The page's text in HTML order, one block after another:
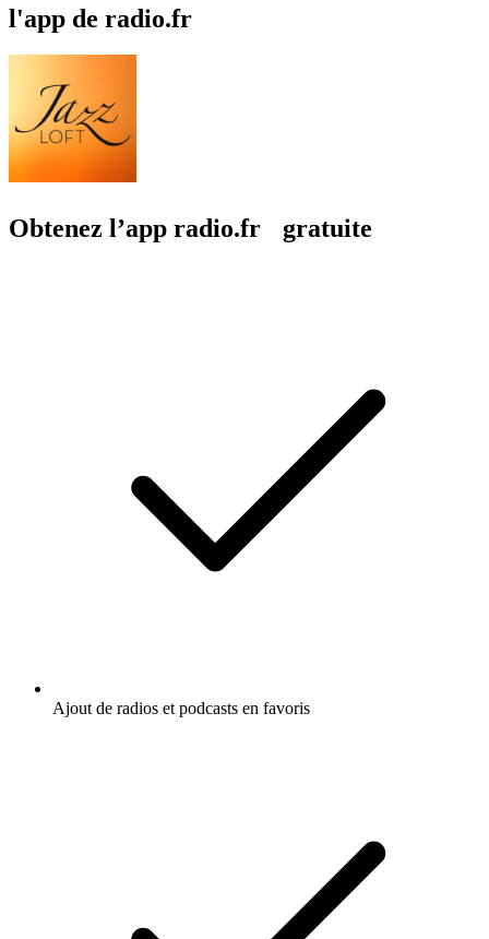
l'app de radio.fr
Obtenez l’app radio.fr gratuite
Ajout de radios et podcasts en favoris